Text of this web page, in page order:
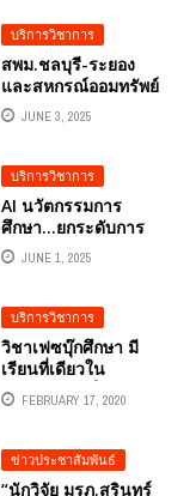
TEACHER FOR
EDUCATION” โดยได้
รับเกียรติจาก ดร.ธรัช
ชัย สุขสีดา
บริการวิชาการ
สพม.ชลบุรี-ระยอง
และสหกรณ์ออมทรัพย์
ครูระยอง จับมือจัด
โครงการ “AI เปลี่ยน
ครูยุคดิจิทัล ได้รับ
เกียรติจากผู้ทรง
คุณวุฒิ อ.ดร.ต้นรัก
ธวัชชัย สุขสีดา ที่
ปรึกษาประจำคณะอนุ
นวัตกรรมให้เท่าทันต่อ
โลกดิจิทัล สภาผู้แทน
ราษฎร
JUNE 3, 2025
บริการวิชาการ
AI นวัตกรรมการ
ศึกษา…ยกระดับการ
สอน สร้างแรงบันดาล
ใจด้วย AI เพื่อครูไทย
สุขสีดา ในพื้นที่การ
ศึกษาประถมศึกษา
ลำพูน เขต 2
JUNE 1, 2025
บริการวิชาการ
วิชาเฟซบุ๊กศึกษา มี
เรียนที่เดียวใน
มหาวิทยาลัยใน
ประเทศไทย การดูแล
FEBRUARY 17, 2020
ข่าวประชาสัมพันธ์
“นักวิจัย มรภ.สุรินทร์
01:14